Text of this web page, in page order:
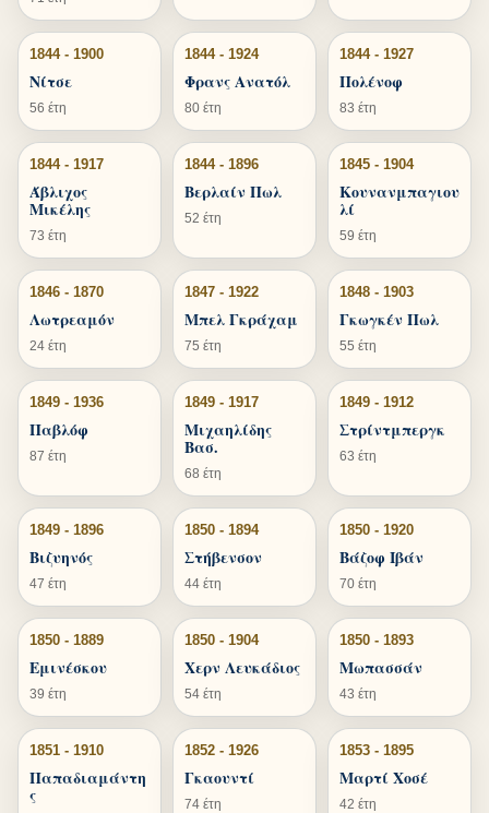
1844 - 1900
Νίτσε
56 έτη
1844 - 1924
Φρανς Ανατόλ
80 έτη
1844 - 1927
Πολένοφ
83 έτη
1844 - 1917
Άβλιχος
Μικέλης
73 έτη
1844 - 1896
Βερλαίν Πωλ
52 έτη
1845 - 1904
Κουνανμπαγιου
λί
59 έτη
1846 - 1870
Λωτρεαμόν
24 έτη
1847 - 1922
Μπελ Γκράχαμ
75 έτη
1848 - 1903
Γκωγκέν Πωλ
55 έτη
1849 - 1936
Παβλόφ
87 έτη
1849 - 1917
Μιχαηλίδης
Βασ.
68 έτη
1849 - 1912
Στρίντμπεργκ
63 έτη
1849 - 1896
Βιζυηνός
47 έτη
1850 - 1894
Στήβενσον
44 έτη
1850 - 1920
Βάζοφ Ιβάν
70 έτη
1850 - 1889
Εμινέσκου
39 έτη
1850 - 1904
Χερν Λευκάδιος
54 έτη
1850 - 1893
Μωπασσάν
43 έτη
1851 - 1910
Παπαδιαμάντη
ς
1852 - 1926
Γκαουντί
74 έτη
1853 - 1895
Μαρτί Χοσέ
42 έτη